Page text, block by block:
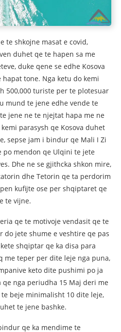
te shkojne masat e covid,
duhet qe te hapen sa me
duke qene se edhe Kosova
hapat tone. Nga ketu do kemi
500,000 turiste per te plotesuar
mund te jene edhe vende te
jene ne te njejtat hapa me ne
parasysh qe Kosova duhet
sepse jam i bindur qe Mali I Zi
mendon qe Ulqini te jete
Dhe ne se gjithcka shkon mire,
dhe Tetorin qe ta perdorim
kufijte ose per shqiptaret qe
te vijne.
qe te motivoje vendasit qe te
do jete shume e veshtire qe pas
shqiptar qe ka disa para
me teper per dite leje nga puna,
keto dite pushimi po ja
nga periudha 15 Maj deri me
beje minimalisht 10 dite leje,
te jene bashke.
qe ka mendime te